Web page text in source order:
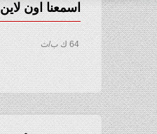
اسمعنا اون لاين
64 ك ب/ث